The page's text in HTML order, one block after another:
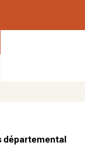
départemental